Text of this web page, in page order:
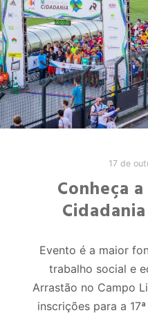
17 de
Conheça
Evento é a maior
trabalho social e
Arrastão no Campo
inscrições para a